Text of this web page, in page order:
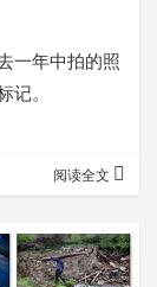
一年中拍的照
个标记。
阅读全文